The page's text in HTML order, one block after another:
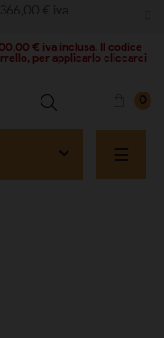
€ iva inclusa. Il codice
per applicarlo cliccarci
0
☰